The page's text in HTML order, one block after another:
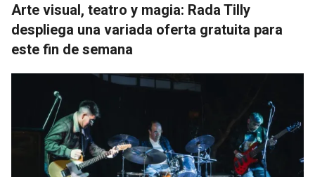
Arte visual, teatro y magia: Rada Tilly
despliega una variada oferta gratuita para
este fin de semana